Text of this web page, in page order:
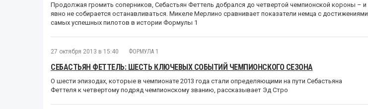
Продолжая громить соперников, Себастьян Феттель добрался до четвертой чемпионской короны – и
явно не собирается останавливаться. Микеле Мерлино сравнивает показатели немца с достижениями
самых успешных пилотов в истории Формулы 1
27 октября 2013 в 15:40 ФОРМУЛА 1
СЕБАСТЬЯН ФЕТТЕЛЬ: ШЕСТЬ КЛЮЧЕВЫХ СОБЫТИЙ ЧЕМПИОНСКОГО СЕЗОНА
О шести эпизодах, которые в чемпионате 2013 года стали определяющими на пути Себастьяна
Феттеля к четвертому подряд чемпионскому званию, рассказывает Эд Стро